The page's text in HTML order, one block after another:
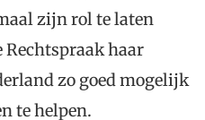
zijn rol te laten
Rechtspraak haar
zo goed mogelijk
te helpen.